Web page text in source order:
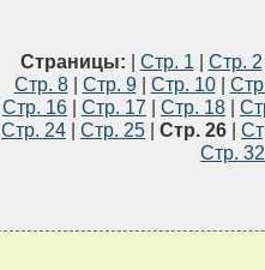
Страницы: | Стр. 1 | Стр. 2
Стр. 8| Стр. 9| Стр. 10|
Стр. 16 | Стр. 17 | Стр. 18 |
Стр. 24 | Стр. 25 | Стр. 26 |
Стр. 32